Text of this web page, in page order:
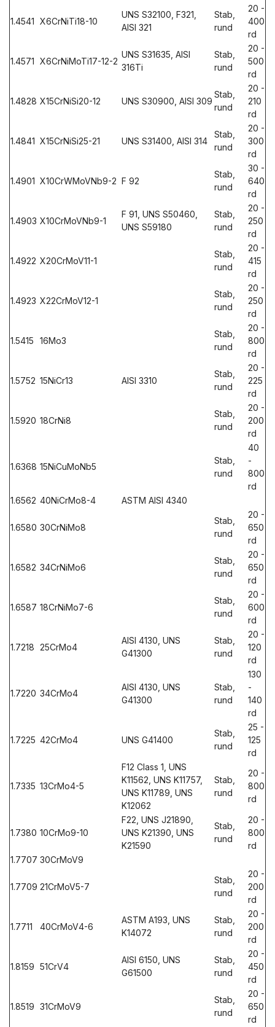
1.4541 X6CrNiTi18-10
UNS S32100, F321,
AISI 321
Stab,
rund
20 -
400
rd
1.4571 X6CrNiMoTi17-12-2
UNS S31635, AISI
316Ti
Stab,
rund
20 -
500
rd
1.4828 X15CrNiSi20-12 UNS S30900, AISI 309
Stab,
rund
20 -
210
rd
1.4841 X15CrNiSi25-21 UNS S31400, AISI 314
Stab,
rund
20 -
300
rd
1.4901 X10CrWMoVNb9-2 F 92
Stab,
rund
30 -
640
rd
1.4903 X10CrMoVNb9-1
F 91, UNS S50460,
UNS S59180
Stab,
rund
20 -
250
rd
1.4922 X20CrMoV11-1
Stab,
rund
20 -
415
rd
1.4923 X22CrMoV12-1
Stab,
rund
20 -
250
rd
1.5415 16Mo3
Stab,
rund
20 -
800
rd
1.5752 15NiCr13 AISI 3310
Stab,
rund
20 -
225
rd
1.5920 18CrNi8
Stab,
rund
20 -
200
rd
1.6368 15NiCuMoNb5
Stab,
rund
40
-
800
rd
1.6562 40NiCrMo8-4 ASTM AISI 4340
1.6580 30CrNiMo8
Stab,
rund
20 -
650
rd
1.6582 34CrNiMo6
Stab,
rund
20 -
650
rd
1.6587 18CrNiMo7-6
Stab,
rund
20 -
600
rd
1.7218 25CrMo4
AISI 4130, UNS
G41300
Stab,
rund
20 -
120
rd
1.7220 34CrMo4
AISI 4130, UNS
G41300
Stab,
rund
130
-
140
rd
1.7225 42CrMo4 UNS G41400
Stab,
rund
25 -
125
rd
1.7335 13CrMo4-5
F12 Class 1, UNS
K11562, UNS K11757,
UNS K11789, UNS
K12062
Stab,
rund
20 -
800
rd
1.7380 10CrMo9-10
F22, UNS J21890,
UNS K21390, UNS
K21590
Stab,
rund
20 -
800
rd
1.7707 30CrMoV9
1.7709 21CrMoV5-7
Stab,
rund
20 -
200
rd
1.7711 40CrMoV4-6
ASTM A193, UNS
K14072
Stab,
rund
20 -
200
rd
1.8159 51CrV4
AISI 6150, UNS
G61500
Stab,
rund
20 -
450
rd
1.8519 31CrMoV9
Stab,
rund
20 -
650
rd